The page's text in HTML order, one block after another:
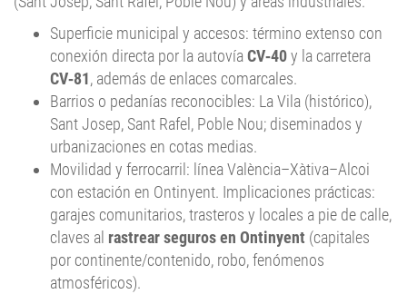
Superficie municipal y accesos: término extenso con
conexión directa por la autovíaCV‑40y la carretera
CV‑81, además de enlaces comarcales.
Barrios o pedanías reconocibles: La Vila (histórico),
Sant Josep, Sant Rafel, Poble Nou; diseminados y
urbanizaciones en cotas medias.
Movilidad y ferrocarril: línea València–Xàtiva–Alcoi
con estación en Ontinyent. Implicaciones prácticas:
garajes comunitarios, trasteros y locales a pie de calle,
claves al rastrear seguros en Ontinyent (capitales
por continente/contenido, robo, fenómenos
atmosféricos).